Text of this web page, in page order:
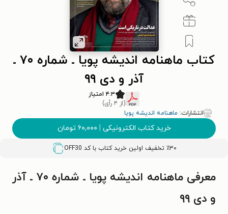
کتاب ماهنامه اندیشه پویا ـ شماره ۷۰ ـ
آذر و دی ۹۹
۴.۳ امتیاز
(از ۴ رأی)
انتشارات: ماهنامه اندیشه پویا
خرید کتاب الکترونیکی | ۶۰,۰۰۰ تومان
٪۳۰ تخفیف اولین خرید کتاب با کد OFF30
معرفی ماهنامه اندیشه پویا ـ شماره ۷۰ ـ آذر
و دی ۹۹